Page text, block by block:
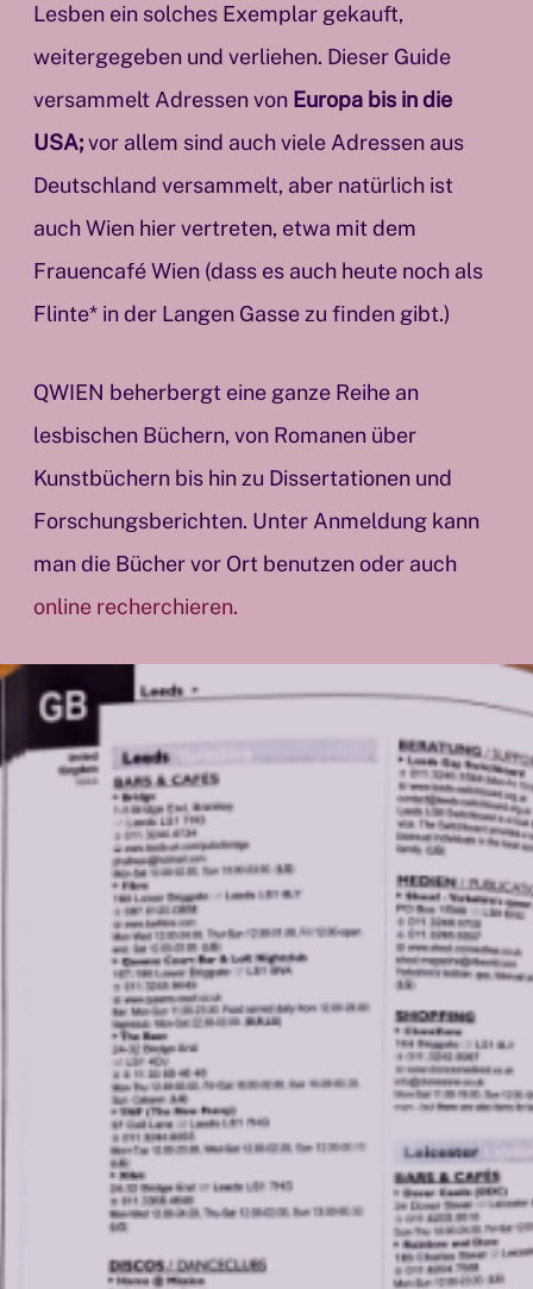
Lesben ein solches Exemplar gekauft,
weitergegeben und verliehen. Dieser Guide
versammelt Adressen von Europa bis in die
USA;vor allem sind auch viele Adressen aus
Deutschland versammelt, aber natürlich ist
auch Wien hier vertreten, etwa mit dem
Frauencafé Wien (dass es auch heute noch als
Flinte* in der Langen Gasse zu finden gibt.)
QWIEN beherbergt eine ganze Reihe an
lesbischen Büchern, von Romanen über
Kunstbüchern bis hin zu Dissertationen und
Forschungsberichten. Unter Anmeldung kann
man die Bücher vor Ort benutzen oder auch
online recherchieren.